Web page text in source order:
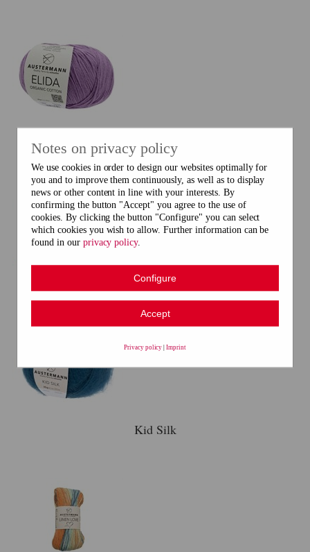
Elida
Fantasy Colours
Kid Silk
Notes on privacy policy
We use cookies in order to design our websites optimally for
you and to improve them continuously, as well as to display
news or other content in line with your interests. By
confirming the button "Accept" you agree to the use of
cookies. By clicking the button "Configure" you can select
which cookies you wish to allow. Further information can be
found in our privacy policy.
Configure
Accept
Privacy policy |Imprint